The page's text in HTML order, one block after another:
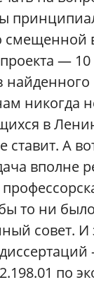
—
никогда
в
А
вполне
то ни
совет. И
по